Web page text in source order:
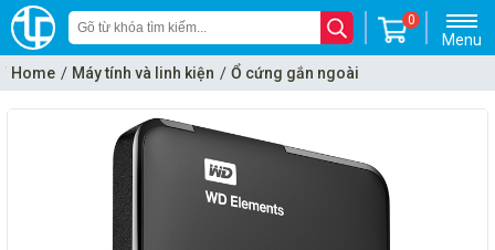
Menu
0
Home Máy tính và linh kiện Ổ cứng gắn ngoài